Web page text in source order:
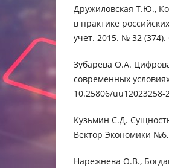
Дружиловская Т.Ю.,
в практике
учет. 2015. № 32 (374).
Зубарева О.А.
современных
10.25806/uu12023258-
Кузьмин С.Д.
Вектор Экономики №6,
Нарежнева О.В.,